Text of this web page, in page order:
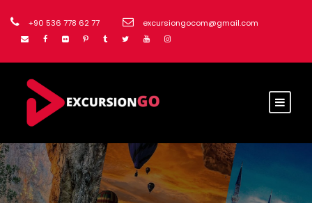
+90 536 778 62 77 excursiongocom@gmail.com